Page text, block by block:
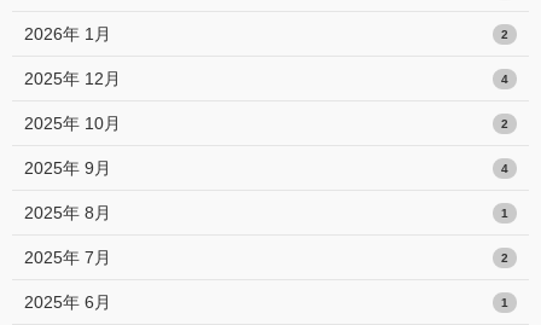
2026年 1月 2
2025年 12月 4
2025年 10月 2
2025年 9月 4
2025年 8月 1
2025年 7月 2
2025年 6月 1